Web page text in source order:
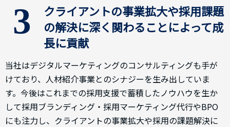
3
クライアントの事業拡大や採用課題
の解決に深く関わることによって成
長に貢献
当社はデジタルマーケティングのコンサルティングも手が
けており、人材紹介事業とのシナジーを生み出していま
す。今後はこれまでの採用支援で蓄積したノウハウを生か
して採用ブランディング・採用マーケティング代行やBPO
にも注力し、クライアントの事業拡大や採用の課題解決に